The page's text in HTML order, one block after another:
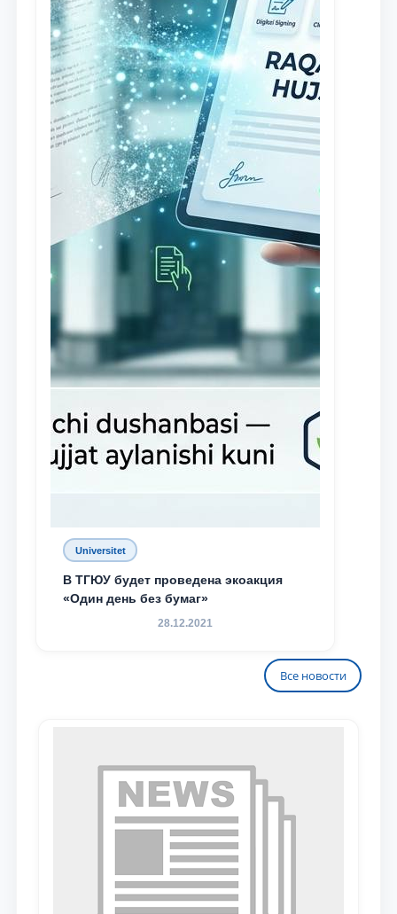
Universitet
В ТГЮУ будет проведена экоакция
«Один день без бумаг»
28.12.2021
Все новости